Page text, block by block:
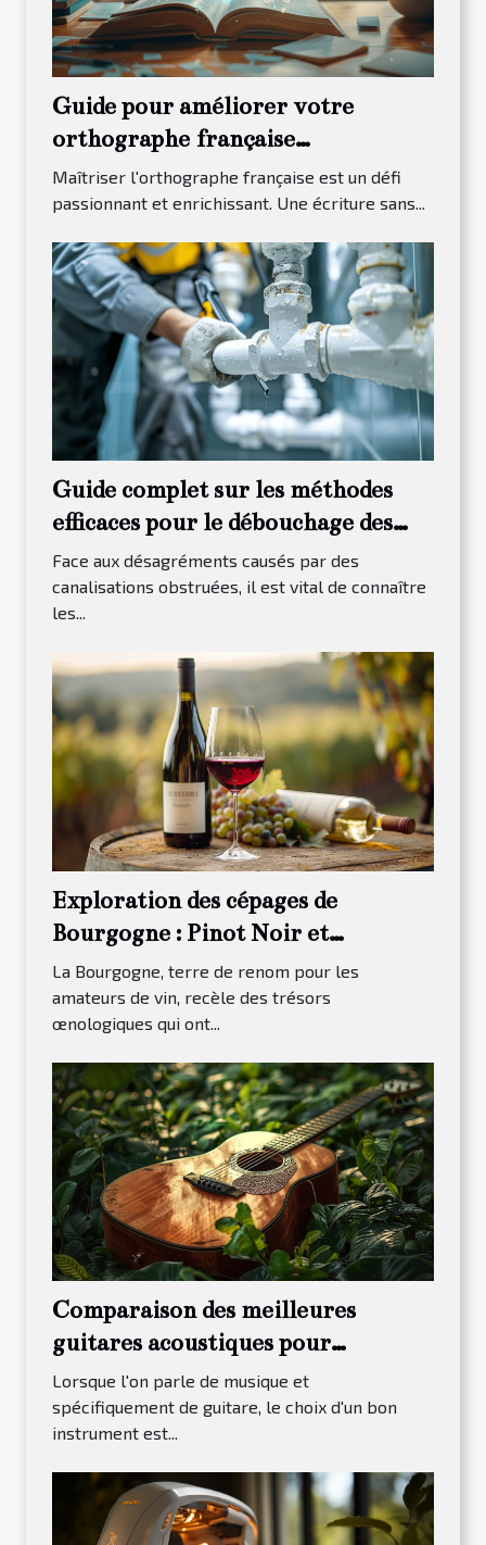
Guide pour améliorer votre
orthographe française
efficacement
Maîtriser l'orthographe française est un défi
passionnant et enrichissant. Une écriture sans...
Guide complet sur les méthodes
efficaces pour le débouchage des
canalisations
Face aux désagréments causés par des
canalisations obstruées, il est vital de connaître
les...
Exploration des cépages de
Bourgogne : Pinot Noir et
Chardonnay
La Bourgogne, terre de renom pour les
amateurs de vin, recèle des trésors
œnologiques qui ont...
Comparaison des meilleures
guitares acoustiques pour
débutants en 2023
Lorsque l'on parle de musique et
spécifiquement de guitare, le choix d'un bon
instrument est...